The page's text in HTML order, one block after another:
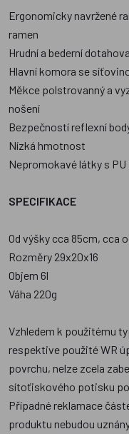
Ergonomicky navržené
ramen
Hrudní a bederní
Hlavní komora se
Měkce polstrovanný a
nošení
Bezpečností reflexní
Nízká hmotnost
Nepromokavé látky s
SPECIFIKACE
Od výšky cca 85cm, cca
Rozměry 29x20x16
Objem 6l
Váha 220g
Vzhledem k použitému
respektive použité WR
povrchu, nelze zcela
sítoťiskového potisku
Případné reklamace
produktu nebudou